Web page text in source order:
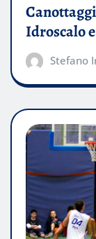
Idroscalo
Stefano